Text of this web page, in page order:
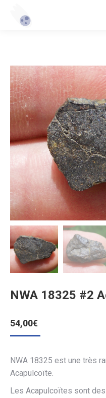
NWA 18325 #2
54,00€
NWA 18325 est une très
Acapulcoïte.
Les Acapulcoïtes sont